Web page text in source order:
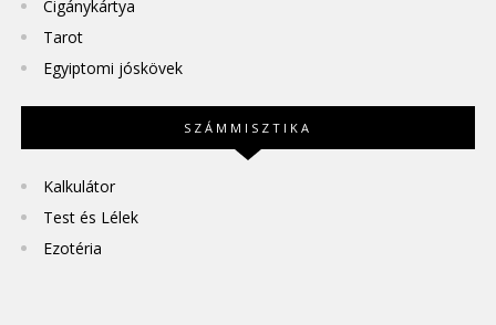
Cigánykártya
Tarot
Egyiptomi jóskövek
SZÁMMISZTIKA
Kalkulátor
Test és Lélek
Ezotéria